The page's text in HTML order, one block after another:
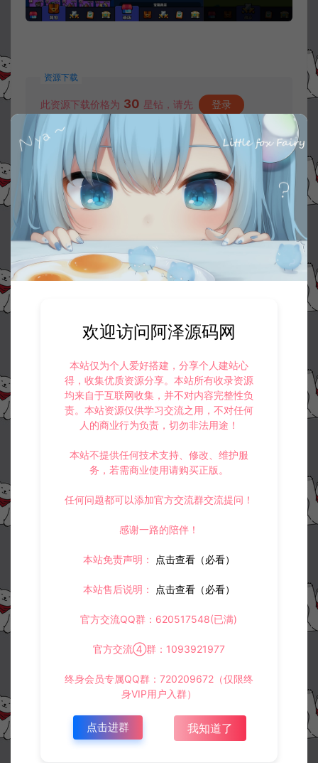
资源下载
此资源下载价格为 30 星钻，请先 登录
收藏 (0) 打赏 点赞 (
©版权免责声明
1.本站资源售价只是赞助，收取费用仅维持本站的日常运营所需。
将会第一时间解决！
业用途，请大家不要用于商用！
侵权联系邮箱：32838727@qq.com
阿泽源码网 小游戏H5
三网H5射击游戏【村庄保卫战H5】12月
最新整理Linux手工服务端+Win一键服务端+逆向前端源码+解压即玩+简易
https://www.lyzwlkj.vip/54884/syzy/xyxh5/
默认解压密码：www.lyzwlkj.vip
三网H5射击游戏【弹枪雄鸡H5】12月最新整理Linux手工服务端+Win一键服务端+逆向前端源码+解压即玩+简易安卓客户端+详细搭建教程
常见问题
欢迎访问阿泽源码网
本站仅为个人爱好搭建，分享个人建站心
得，收集优质资源分享。本站所有收录资源
均来自于互联网收集，并不对内容完整性负
责。本站资源仅供学习交流之用，不对任何
人的商业行为负责，切勿非法用途！
本站不提供任何技术支持、修改、维护服
务，若需商业使用请购买正版。
任何问题都可以添加官方交流群交流提问！
感谢一路的陪伴！
本站免责声明： 点击查看（必看）
本站售后说明： 点击查看（必看）
官方交流QQ群：620517548(已满)
官方交流④群：1093921977
终身会员专属QQ群：720209672（仅限终
身VIP用户入群）
点击进群 我知道了